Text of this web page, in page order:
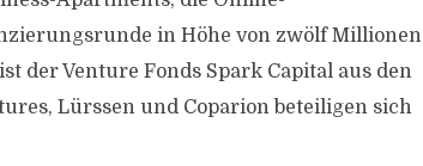
in Höhe von zwölf Millionen
der Venture Fonds Spark Capital aus den
Lürssen und Coparion beteiligen sich